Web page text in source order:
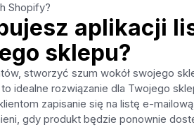
Shopify?
aplikacji
sklepu?
stworzyć szum wokół swojego
idealne rozwiązanie dla Twojego
zapisanie się na listę e-
gdy produkt będzie ponownie